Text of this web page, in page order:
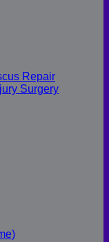
Repair
Surgery